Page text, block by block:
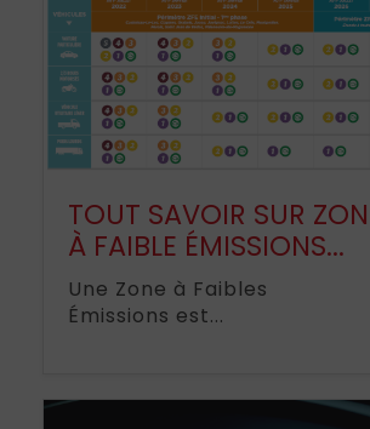
TOUT SAVOIR SUR
À FAIBLE ÉMISSIONS...
Une Zone à Faibles
Émissions est...